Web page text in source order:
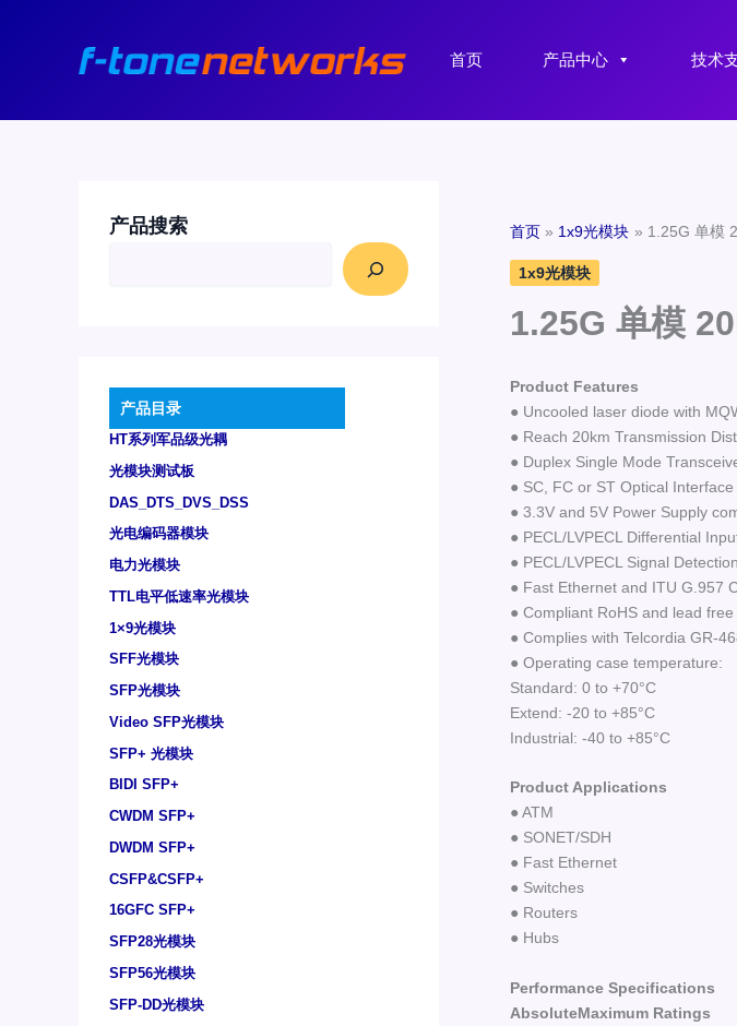
首页 产品中心 技术
产品搜索
产品目录
HT系列军品级光耦
光模块测试板
DAS_DTS_DVS_DSS
光电编码器模块
电力光模块
TTL电平低速率光模块
1×9光模块
SFF光模块
SFP光模块
Video SFP光模块
SFP+ 光模块
BIDI SFP+
CWDM SFP+
DWDM SFP+
CSFP&CSFP+
16GFC SFP+
SFP28光模块
SFP56光模块
SFP-DD光模块
首页 1x9光模块 1.25G 单模
1x9光模块
1.25G 单模
Product Features
● Uncooled laser diode with
● Reach 20km Transmission
● Duplex Single Mode
● SC, FC or ST Optical
● 3.3V and 5V Power Supply
● PECL/LVPECL Differential
● PECL/LVPECL Signal
● Fast Ethernet and ITU G.957
● Compliant RoHS and lead free
● Complies with Telcordia GR-
● Operating case temperature:
Standard: 0 to +70°C
Extend: -20 to +85°C
Industrial: -40 to +85°C
Product Applications
● ATM
● SONET/SDH
● Fast Ethernet
● Switches
● Routers
● Hubs
Performance Specifications
AbsoluteMaximum Ratings